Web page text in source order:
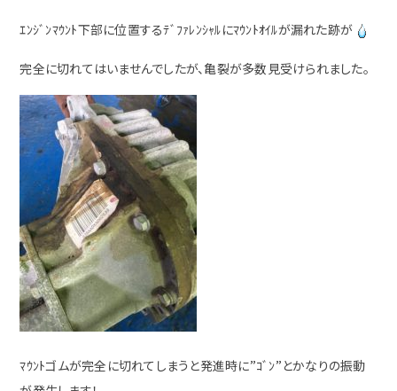
ｴﾝｼﾞﾝﾏｳﾝﾄ下部に位置するﾃﾞﾌｧﾚﾝｼｬﾙにﾏｳﾝﾄｵｲﾙが漏れた跡が
完全に切れてはいませんでしたが、亀裂が多数見受けられました。
ﾏｳﾝﾄゴムが完全に切れてしまうと発進時に”ｺﾞﾝ”とかなりの振動